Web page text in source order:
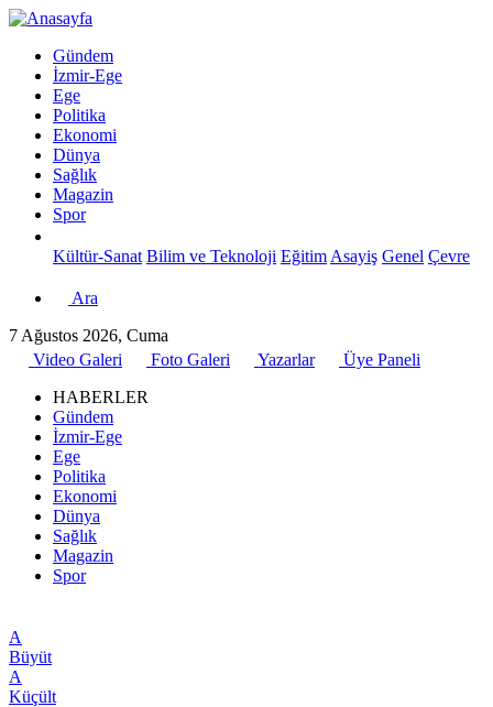
Gündem
İzmir-Ege
Ege
Politika
Ekonomi
Dünya
Sağlık
Magazin
Spor
Kültür-Sanat Bilim ve Teknoloji Eğitim Asayiş Genel Çevre
Ara
7 Ağustos 2026, Cuma
Video Galeri
Foto Galeri Yazarlar
Üye Paneli
HABERLER
Gündem
İzmir-Ege
Ege
Politika
Ekonomi
Dünya
Sağlık
Magazin
Spor
A
Büyüt
A
Küçült